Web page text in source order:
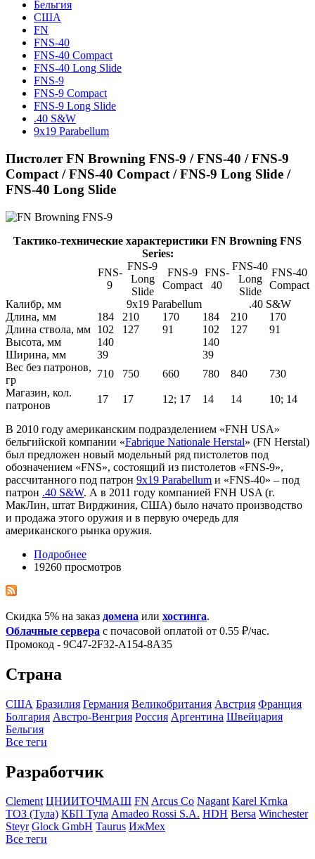
Бельгия
США
FN
FNS-40
FNS-40 Compact
FNS-40 Long Slide
FNS-9
FNS-9 Compact
FNS-9 Long Slide
.40 S&W
9x19 Parabellum
Пистолет FN Browning FNS-9 / FNS-40 / FNS-9
Compact / FNS-40 Compact / FNS-9 Long Slide /
FNS-40 Long Slide
Тактико-технические характеристики FN Browning FNS
Series:
FNS-
9
FNS-9
Long
Slide
FNS-9
Compact
FNS-
40
FNS-40
Long
Slide
FNS-40
Compact
Калибр, мм
9х19 Parabellum
.40 S&W
Длина, мм
184 210 170 184 210
170
Длина ствола, мм 102 127 91 102 127
91
Высота, мм
140
140
Ширина, мм
39
39
Вес без патронов,
гр
710 750 660 780 840
730
Магазин, кол.
патронов
17 17 12; 17 14 14 10; 14
В 2010 году американским подразделением «FNH USA»
бельгийской компании «Fabrique Nationale Herstal» (FN Herstal)
был предложен новый модельный ряд пистолетов под
обозначением «FNS», состоящий из пистолетов «FNS-9»,
рассчитанного под патрон 9x19 Parabellum и «FNS-40» – под
патрон .40 S&W. А в 2011 году компанией FNH USA (г.
МакЛин, штат Вирджиния, США) было начато производство
и продажа этого оружия и в первую очередь для
американского рынка оружия.
Подробнее
19260 просмотров
Скидка 5% на заказ домена или хостинга.
Облачные сервера с почасовой оплатой от 0.55 ₽/час.
Промокод - 9C47-2F32-A154-8A35
Страна
США Бразилия Германия Великобритания Австрия Франция
Болгария Австро-Венгрия Росcия Аргентина Швейцария
Бельгия
Все теги
Разработчик
Clement ЦНИИТОЧМАШ FN Arcus Co Nagant Karel Krnka
ТОЗ (Тула) КБП Тула Amadeo Rossi S.A. HDH Bersa Winchester
Steyr Glock GmbH Taurus ИжМех
Все теги